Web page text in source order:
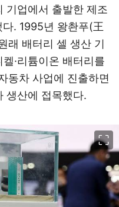
기업에서 출발한 제조
. 1995년 왕촨푸(王
래 배터리 셀 생산 기
·리튬이온 배터리를
동차 사업에 진출하면
생산에 접목했다.